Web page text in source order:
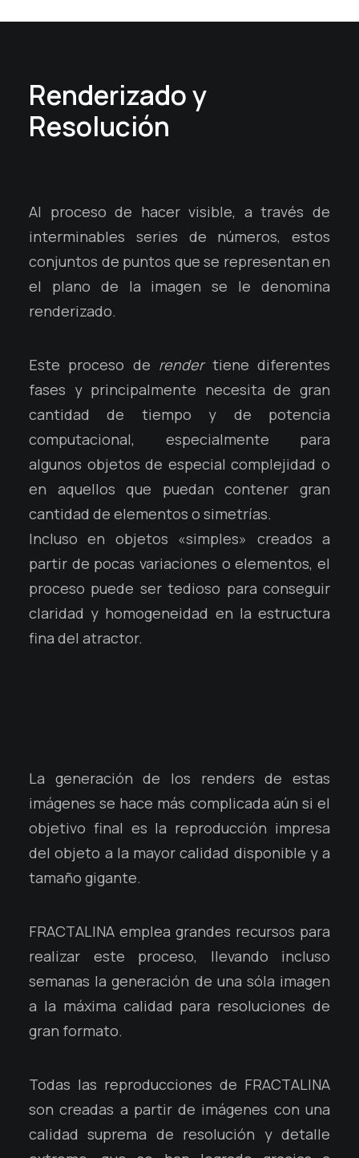
Renderizado y
Resolución
Al proceso de hacer visible, a través de
interminables series de números, estos
conjuntos de puntos que se representan en
el plano de la imagen se le denomina
renderizado.
Este proceso de rendertiene diferentes
fases y principalmente necesita de gran
cantidad de tiempo y de potencia
computacional, especialmente para
algunos objetos de especial complejidad o
en aquellos que puedan contener gran
cantidad de elementos o simetrías.
Incluso en objetos «simples» creados a
partir de pocas variaciones o elementos, el
proceso puede ser tedioso para conseguir
claridad y homogeneidad en la estructura
fina del atractor.
La generación de los renders de estas
imágenes se hace más complicada aún si el
objetivo final es la reproducción impresa
del objeto a la mayor calidad disponible y a
tamaño gigante.
FRACTALINA emplea grandes recursos para
realizar este proceso, llevando incluso
semanas la generación de una sóla imagen
a la máxima calidad para resoluciones de
gran formato.
Todas las reproducciones de FRACTALINA
son creadas a partir de imágenes con una
calidad suprema de resolución y detalle